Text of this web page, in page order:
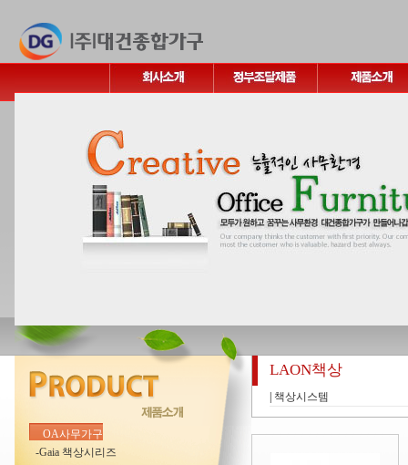
OA사무가구
-Gaia 책상시리즈
LAON책상
책상시스템